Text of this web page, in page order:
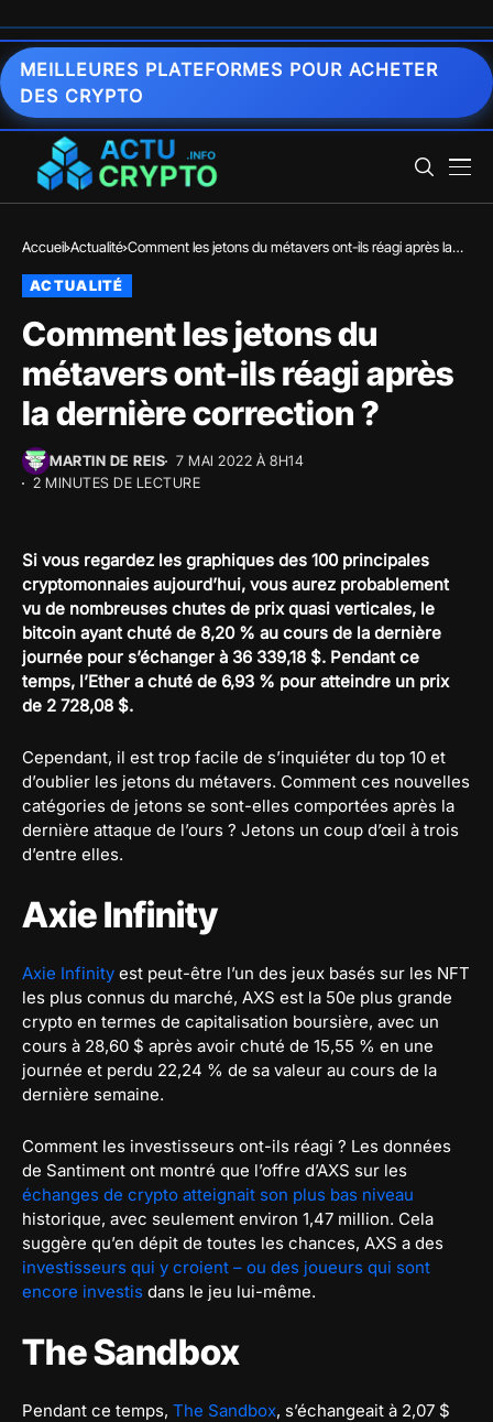
MEILLEURES PLATEFORMES POUR ACHETER
DES CRYPTO
Accueil Actualité Comment les jetons du métavers ont-ils réagi après la
ACTUALITÉ
Comment les jetons du
métavers ont-ils réagi après
la dernière correction ?
MARTIN DE REIS
7 MAI 2022 À 8H14
2 MINUTES DE LECTURE
Si vous regardez les graphiques des 100 principales
cryptomonnaies aujourd’hui, vous aurez probablement
vu de nombreuses chutes de prix quasi verticales, le
bitcoin ayant chuté de 8,20 % au cours de la dernière
journée pour s’échanger à 36 339,18 $. Pendant ce
temps, l’Ether a chuté de 6,93 % pour atteindre un prix
de 2 728,08 $.
Cependant, il est trop facile de s’inquiéter du top 10 et
d’oublier les jetons du métavers. Comment ces nouvelles
catégories de jetons se sont-elles comportées après la
dernière attaque de l’ours ? Jetons un coup d’œil à trois
d’entre elles.
Axie Infinity
Axie Infinity est peut-être l’un des jeux basés sur les NFT
les plus connus du marché, AXS est la 50e plus grande
crypto en termes de capitalisation boursière, avec un
cours à 28,60 $ après avoir chuté de 15,55 % en une
journée et perdu 22,24 % de sa valeur au cours de la
dernière semaine.
Comment les investisseurs ont-ils réagi ? Les données
de Santiment ont montré que l’offre d’AXS sur les
échanges de crypto atteignait son plus bas niveau
historique, avec seulement environ 1,47 million. Cela
suggère qu’en dépit de toutes les chances, AXS a des
investisseurs qui y croient – ou des joueurs qui sont
encore investis dans le jeu lui-même.
The Sandbox
Pendant ce temps, The Sandbox, s’échangeait à 2,07 $